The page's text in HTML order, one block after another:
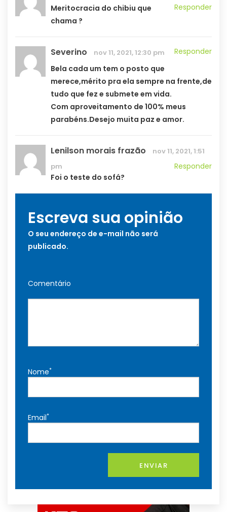
Responder
Meritocracia do chibiu que
chama ?
Severino nov 11, 2021, 12:30 pm
Responder
Bela cada um tem o posto que
merece,mérito pra ela sempre na frente,de
tudo que fez e submete em vida.
Com aproveitamento de 100% meus
parabéns.Desejo muita paz e amor.
Lenilson morais frazão
nov 11, 2021, 1:51
pm
Responder
Foi o teste do sofá?
Escreva sua opinião
O seu endereço de e-mail não será
publicado.
Comentário
Nome*
Email*
ENVIAR